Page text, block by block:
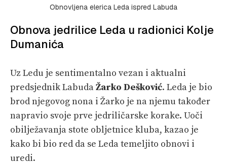
Obnovljena elerica Leda ispred Labuda
Obnova jedrilice Leda u radionici Kolje
Dumanića
Uz Ledu je sentimentalno vezan i aktualni
predsjednik LabudaŽarko Dešković. Leda je bio
brod njegovog nona i Žarko je na njemu također
napravio svoje prve jedriličarske korake. Uoči
obilježavanja stote obljetnice kluba, kazao je
kako bi bio red da se Leda temeljito obnovi i
uredi.